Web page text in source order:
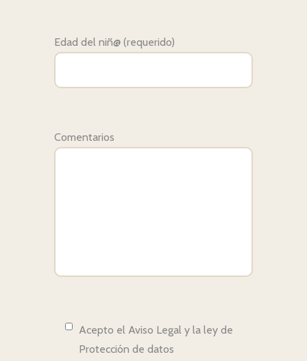
Edad del niñ@ (requerido)
Comentarios
Acepto el Aviso Legal y la ley de
Protección de datos